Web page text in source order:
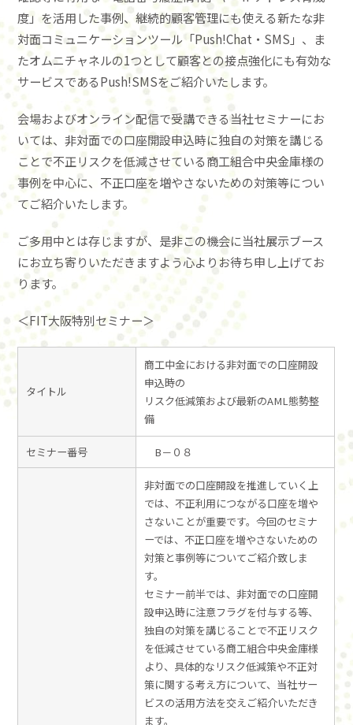
度」を活用した事例、継続的顧客管理にも使える新たな非
対面コミュニケーションツール「Push!Chat・SMS」、ま
たオムニチャネルの1つとして顧客との接点強化にも有効な
サービスであるPush!SMSをご紹介いたします。
会場およびオンライン配信で受講できる当社セミナーにお
いては、非対面での口座開設申込時に独自の対策を講じる
ことで不正リスクを低減させている商工組合中央金庫様の
事例を中心に、不正口座を増やさないための対策等につい
てご紹介いたします。
ご多用中とは存じますが、是非この機会に当社展示ブース
にお立ち寄りいただきますよう心よりお待ち申し上げてお
ります。
＜FIT大阪特別セミナー＞
タイトル
商工中金における非対面での口座開設
申込時の
リスク低減策および最新のAML態勢整
備
セミナー番号 B－０８
非対面での口座開設を推進していく上
では、不正利用につながる口座を増や
さないことが重要です。今回のセミナ
ーでは、不正口座を増やさないための
対策と事例等についてご紹介致しま
す。
セミナー前半では、非対面での口座開
設申込時に注意フラグを付与する等、
独自の対策を講じることで不正リスク
を低減させている商工組合中央金庫様
より、具体的なリスク低減策や不正対
策に関する考え方について、当社サー
ビスの活用方法を交えご紹介いただき
ます。